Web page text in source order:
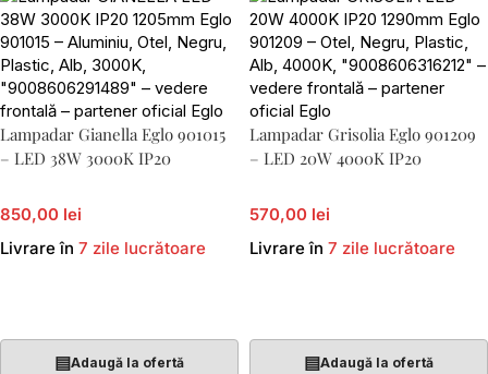
Lampadar Gianella Eglo 901015
– LED 38W 3000K IP20
850,00 lei
Livrare în 7 zile lucrătoare
▤Adaugă la ofertă
Lampadar Grisolia Eglo 901209
– LED 20W 4000K IP20
570,00 lei
Livrare în 7 zile lucrătoare
▤Adaugă la ofertă